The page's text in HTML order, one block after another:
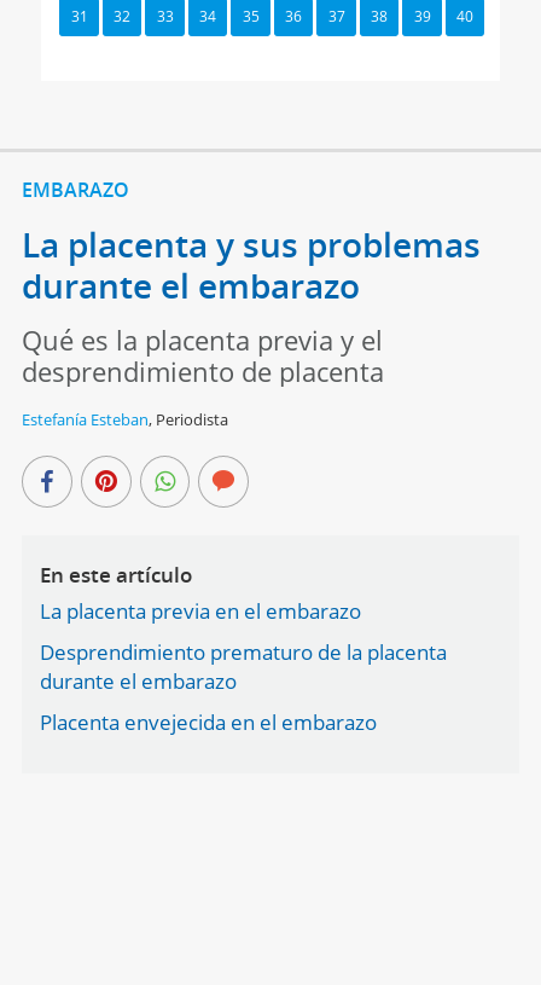
31 32 33 34 35 36 37 38 39 40
EMBARAZO
La placenta y sus problemas
durante el embarazo
Qué es la placenta previa y el
desprendimiento de placenta
Estefanía Esteban, Periodista
En este artículo
La placenta previa en el embarazo
Desprendimiento prematuro de la placenta
durante el embarazo
Placenta envejecida en el embarazo